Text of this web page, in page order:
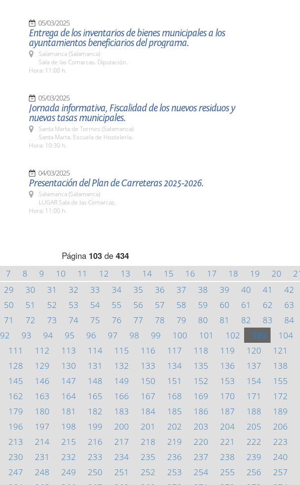
05/03/2025
Entrega de los inventarios de bienes municipales a los
ayuntamientos beneficiarios del programa.
Salamanca (Salamanca)
Sala de las Comarcas. Diputación.
Hora: 11:00 h.
05/03/2025
Jornada informativa, Fiscalidad de los nuevos residuos y
nuevas tasas municipales.
Santa Marta de Tormes (Salamanca)
Santa Marta. Escuela de Hostelería.
Hora: 10:30 h.
04/03/2025
Presentación del Plan de Carreteras 2025-2026.
Salamanca (Salamanca)
LUGAR Sala de las Comarcas.
Hora: 11:00 h.
Página 103de 434
7 8 9 10 11 12 13 14 15 16 17 18 19 20
29 30 31 32 33 34 35 36 37 38 39 40 41 42
50 51 52 53 54 55 56 57 58 59 60 61 62 63
71 72 73 74 75 76 77 78 79 80 81 82 83 84
92 93 94 95 96 97 98 99 100 101 102 103 104
111 112 113 114 115 116 117 118 119 120 121
128 129 130 131 132 133 134 135 136 137 138
145 146 147 148 149 150 151 152 153 154 155
162 163 164 165 166 167 168 169 170 171 172
179 180 181 182 183 184 185 186 187 188 189
196 197 198 199 200 201 202 203 204 205 206
213 214 215 216 217 218 219 220 221 222 223
230 231 232 233 234 235 236 237 238 239 240
247 248 249 250 251 252 253 254 255 256 257